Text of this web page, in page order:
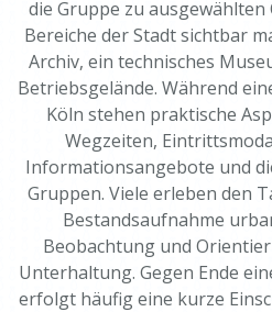
die Gruppe zu ausgewählten
Bereiche der Stadt sichtbar
Archiv, ein technisches
Betriebsgelände. Während
Köln stehen praktische
Wegzeiten,
Informationsangebote und
Gruppen. Viele erleben den
Bestandsaufnahme
Beobachtung und
Unterhaltung. Gegen Ende
erfolgt häufig eine kurze